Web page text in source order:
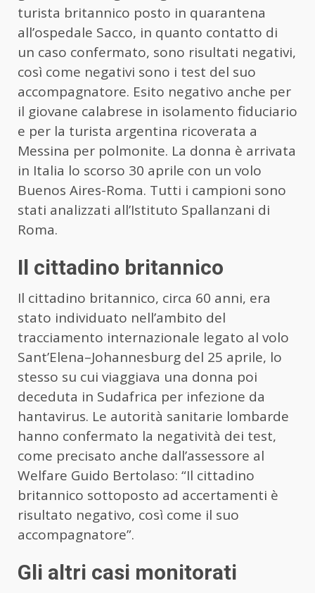
turista britannico posto in quarantena
all’ospedale Sacco, in quanto contatto di
un caso confermato, sono risultati negativi,
così come negativi sono i test del suo
accompagnatore. Esito negativo anche per
il giovane calabrese in isolamento fiduciario
e per la turista argentina ricoverata a
Messina per polmonite. La donna è arrivata
in Italia lo scorso 30 aprile con un volo
Buenos Aires-Roma. Tutti i campioni sono
stati analizzati all’Istituto Spallanzani di
Roma.
Il cittadino britannico
Il cittadino britannico, circa 60 anni, era
stato individuato nell’ambito del
tracciamento internazionale legato al volo
Sant’Elena–Johannesburg del 25 aprile, lo
stesso su cui viaggiava una donna poi
deceduta in Sudafrica per infezione da
hantavirus. Le autorità sanitarie lombarde
hanno confermato la negatività dei test,
come precisato anche dall’assessore al
Welfare Guido Bertolaso: “Il cittadino
britannico sottoposto ad accertamenti è
risultato negativo, così come il suo
accompagnatore”.
Gli altri casi monitorati